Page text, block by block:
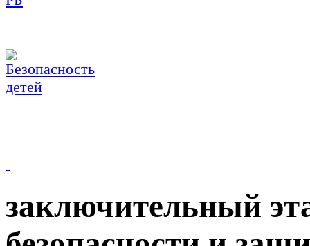
заключительный